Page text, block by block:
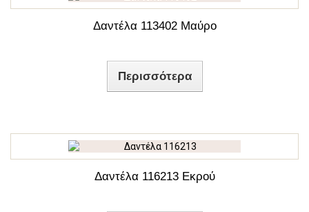
Δαντέλα 113402 Μαύρο
Περισσότερα
Δαντέλα 116213 Εκρού